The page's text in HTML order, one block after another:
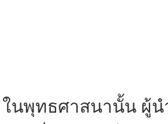
ในพุทธศาสนานั้น ผู้น